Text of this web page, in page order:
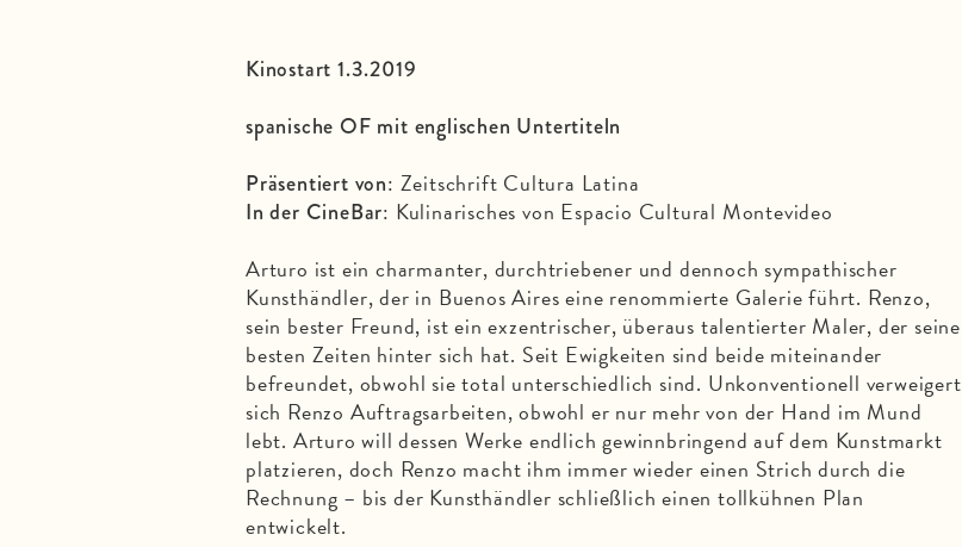
Kinostart 1.3.2019
spanische OF mit englischen Untertiteln
Präsentiert von: Zeitschrift Cultura Latina
In der CineBar: Kulinarisches von Espacio Cultural Montevideo
Arturo ist ein charmanter, durchtriebener und dennoch sympathischer
Kunsthändler, der in Buenos Aires eine renommierte Galerie führt. Renzo,
sein bester Freund, ist ein exzentrischer, überaus talentierter Maler, der seine
besten Zeiten hinter sich hat. Seit Ewigkeiten sind beide miteinander
befreundet, obwohl sie total unterschiedlich sind. Unkonventionell verweigert
sich Renzo Auftragsarbeiten, obwohl er nur mehr von der Hand im Mund
lebt. Arturo will dessen Werke endlich gewinnbringend auf dem Kunstmarkt
platzieren, doch Renzo macht ihm immer wieder einen Strich durch die
Rechnung – bis der Kunsthändler schließlich einen tollkühnen Plan
entwickelt.